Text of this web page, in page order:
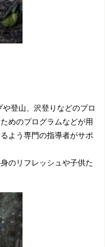
登山、沢登りなどのプロ
めのプログラムなどが用
よう専門の指導者がサポ
のリフレッシュや子供た